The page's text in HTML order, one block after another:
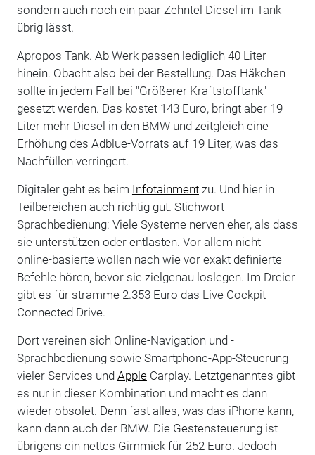
sondern auch noch ein paar Zehntel Diesel im Tank
übrig lässt.
Apropos Tank. Ab Werk passen lediglich 40 Liter
hinein. Obacht also bei der Bestellung. Das Häkchen
sollte in jedem Fall bei "Größerer Kraftstofftank"
gesetzt werden. Das kostet 143 Euro, bringt aber 19
Liter mehr Diesel in den BMW und zeitgleich eine
Erhöhung des Adblue-Vorrats auf 19 Liter, was das
Nachfüllen verringert.
Digitaler geht es beim Infotainmentzu. Und hier in
Teilbereichen auch richtig gut. Stichwort
Sprachbedienung: Viele Systeme nerven eher, als dass
sie unterstützen oder entlasten. Vor allem nicht
online-basierte wollen nach wie vor exakt definierte
Befehle hören, bevor sie zielgenau loslegen. Im Dreier
gibt es für stramme 2.353 Euro das Live Cockpit
Connected Drive.
Dort vereinen sich Online-Navigation und -
Sprachbedienung sowie Smartphone-App-Steuerung
vieler Services und AppleCarplay. Letztgenanntes gibt
es nur in dieser Kombination und macht es dann
wieder obsolet. Denn fast alles, was das iPhone kann,
kann dann auch der BMW. Die Gestensteuerung ist
übrigens ein nettes Gimmick für 252 Euro. Jedoch